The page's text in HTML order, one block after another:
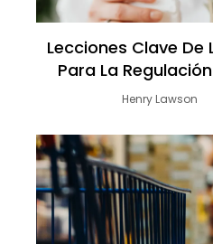
Lecciones Clave De
Para La
Henry Lawson